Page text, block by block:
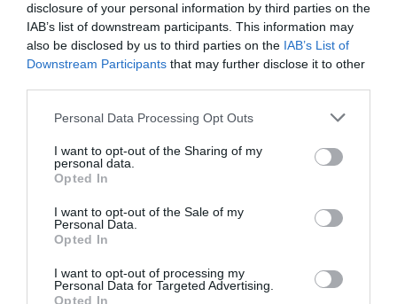
disclosure of your personal information by third parties on the
IAB’s list of downstream participants. This information may
also be disclosed by us to third parties on the IAB’s List of
Downstream Participants that may further disclose it to other
Personal Data Processing Opt Outs
I want to opt-out of the Sharing of my
personal data.
Opted In
I want to opt-out of the Sale of my
Personal Data.
Opted In
I want to opt-out of processing my
Personal Data for Targeted Advertising.
Opted In